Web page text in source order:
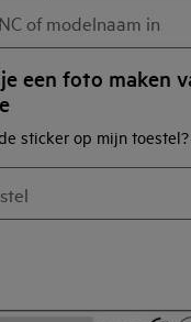
een foto maken
sticker op mijn toestel?